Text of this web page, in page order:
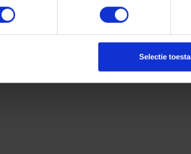
Selectie